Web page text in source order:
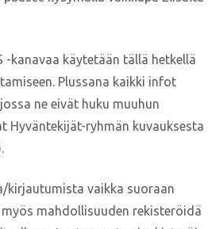
-kanavaa käytetään tällä hetkellä
Plussana kaikki infot
ne eivät huku muuhun
Hyväntekijät-ryhmän kuvauksesta
kirjautumista vaikka suoraan
mahdollisuuden rekisteröidä